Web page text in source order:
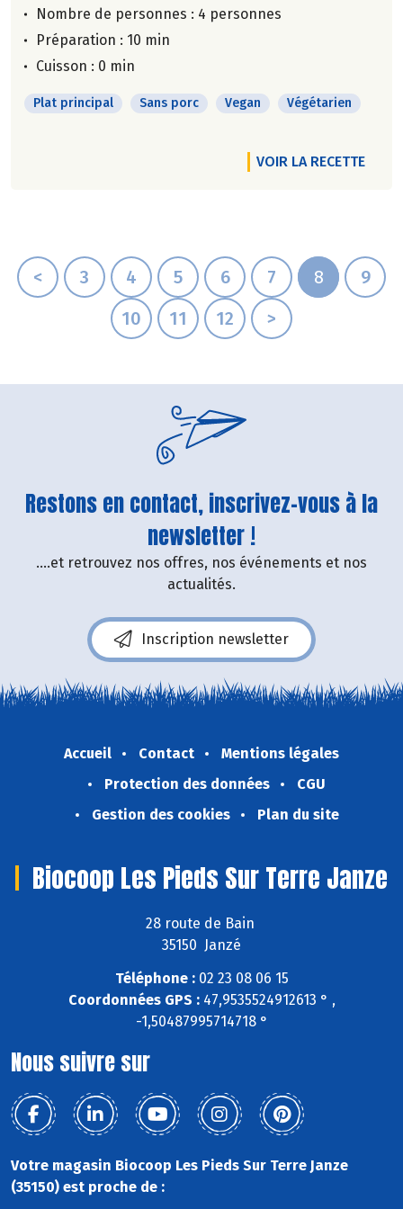
Nombre de personnes : 4 personnes
Préparation : 10 min
Cuisson : 0 min
Plat principal Sans porc Vegan Végétarien
VOIR LA RECETTE
< 3 4 5 6 7 8
9
10
11 12 >
Restons en contact, inscrivez-vous à la
newsletter !
....et retrouvez nos offres, nos événements et nos
actualités.
Inscription newsletter
Accueil Contact
Mentions légales
Protection des données
CGU
Gestion des cookies
Plan du site
Biocoop Les Pieds Sur Terre Janze
28 route de Bain
35150 Janzé
Téléphone :02 23 08 06 15
Coordonnées GPS :47,9535524912613 ° ,
-1,50487995714718 °
Nous suivre sur
Votre magasin Biocoop Les Pieds Sur Terre Janze
(35150) est proche de :